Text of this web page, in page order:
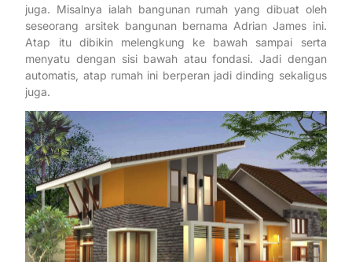
juga. Misalnya ialah bangunan rumah yang dibuat oleh
seseorang arsitek bangunan bernama Adrian James ini.
Atap itu dibikin melengkung ke bawah sampai serta
menyatu dengan sisi bawah atau fondasi. Jadi dengan
automatis, atap rumah ini berperan jadi dinding sekaligus
juga.